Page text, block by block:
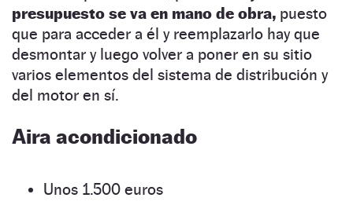
presupuesto se va en mano de obra, puesto
que para acceder a él y reemplazarlo hay que
desmontar y luego volver a poner en su sitio
varios elementos del sistema de distribución y
del motor en sí.
Aira acondicionado
Unos 1.500 euros